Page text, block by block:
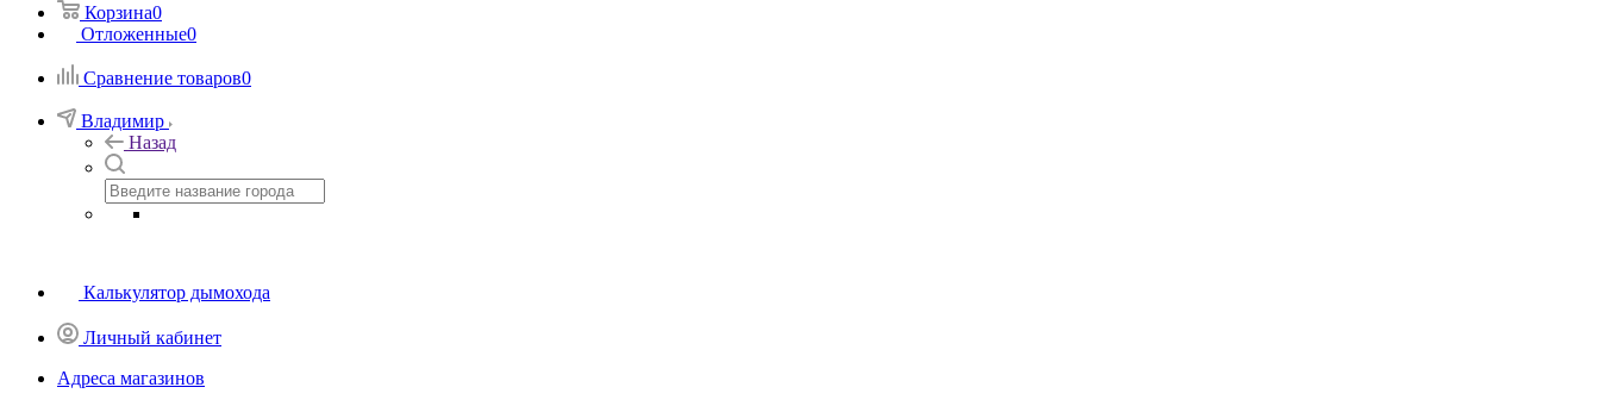
Корзина0
Отложенные0
Сравнение товаров0
Владимир
Назад
Калькулятор дымохода
Личный кабинет
Адреса магазинов